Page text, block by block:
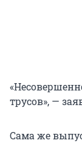
трусов», —
Сама же